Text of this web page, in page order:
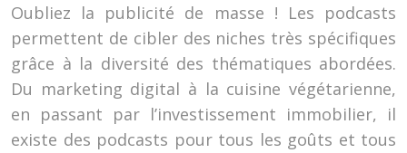
Oubliez la publicité de masse ! Les podcasts
permettent de cibler des niches très spécifiques
grâce à la diversité des thématiques abordées.
Du marketing digital à la cuisine végétarienne,
en passant par l’investissement immobilier, il
existe des podcasts pour tous les goûts et tous